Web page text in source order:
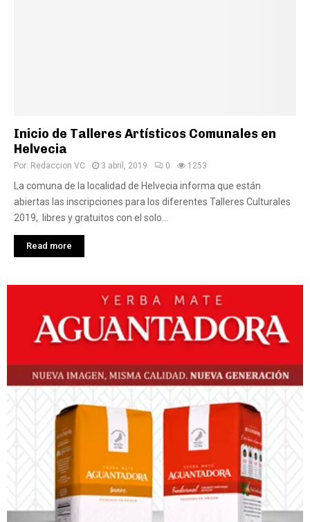
Inicio de Talleres Artísticos Comunales en
Helvecia
Por: Redaccion VC 3 abril, 2019 0 1253
La comuna de la localidad de Helvecia informa que están
abiertas las inscripciones para los diferentes Talleres Culturales
2019, libres y gratuitos con el solo...
Read more